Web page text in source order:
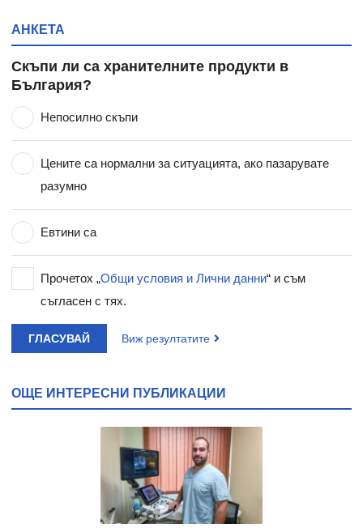
АНКЕТА
Скъпи ли са хранителните продукти в
България?
Непосилно скъпи
Цените са нормални за ситуацията, ако пазарувате
разумно
Евтини са
Прочетох „Общи условия и Лични данни“ и съм
съгласен с тях.
ГЛАСУВАЙ Виж резултатите
ОЩЕ ИНТЕРЕСНИ ПУБЛИКАЦИИ